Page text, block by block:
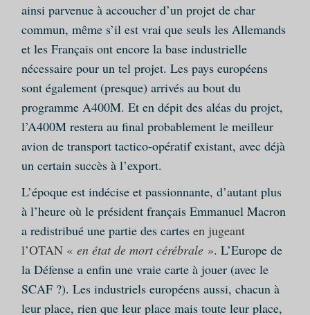
ainsi parvenue à accoucher d’un projet de char
commun, même s’il est vrai que seuls les Allemands
et les Français ont encore la base industrielle
nécessaire pour un tel projet. Les pays européens
sont également (presque) arrivés au bout du
programme A400M. Et en dépit des aléas du projet,
l’A400M restera au final probablement le meilleur
avion de transport tactico-opératif existant, avec déjà
un certain succès à l’export.
L’époque est indécise et passionnante, d’autant plus
à l’heure où le président français Emmanuel Macron
a redistribué une partie des cartes en jugeant
l’OTAN « en état de mort cérébrale». L’Europe de
la Défense a enfin une vraie carte à jouer (avec le
SCAF ?). Les industriels européens aussi, chacun à
leur place, rien que leur place mais toute leur place,